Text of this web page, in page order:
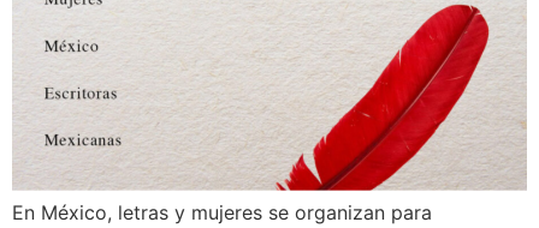
En México, letras y mujeres se organizan para